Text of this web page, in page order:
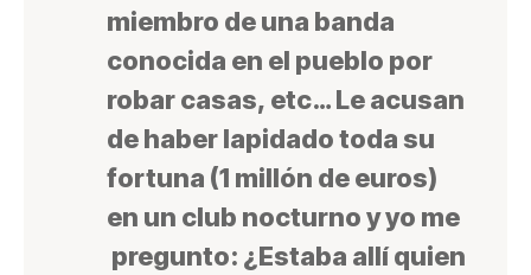
miembro de una banda
conocida en el pueblo por
robar casas, etc… Le acusan
de haber lapidado toda su
fortuna (1 millón de euros)
en un club nocturno y yo me
pregunto: ¿Estaba allí quien